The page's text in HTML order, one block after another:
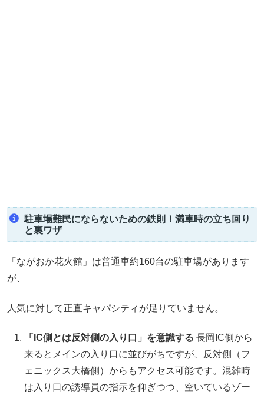
駐車場難民にならないための鉄則！満車時の立ち回り
と裏ワザ
「ながおか花火館」は普通車約160台の駐車場があります
が、
人気に対して正直キャパシティが足りていません。
「IC側とは反対側の入り口」を意識する 長岡IC側から
来るとメインの入り口に並びがちですが、反対側（フ
ェニックス大橋側）からもアクセス可能です。混雑時
は入り口の誘導員の指示を仰ぎつつ、空いているゾー